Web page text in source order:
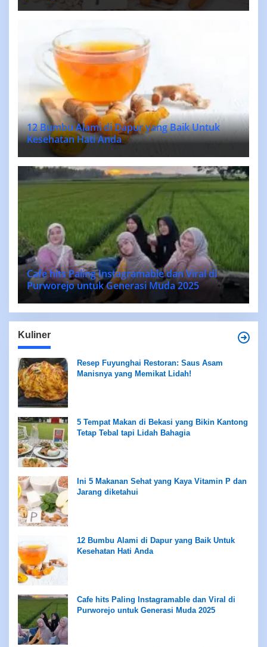
12 Bumbu Alami di Dapur yang Baik Untuk
Kesehatan Hati Anda
Cafe hits Paling Instagramable dan Viral di
Purworejo untuk Generasi Muda 2025
Kuliner
Resep Fuyunghai Restoran: Saus Asam
Manisnya yang Memikat Lidah!
5 Tempat Makan di Bekasi yang Bikin Kantong
Tetap Tebal tapi Lidah Bahagia
Ini 5 Makanan Sehat yang Kaya Vitamin P dan
Jarang diketahui
12 Bumbu Alami di Dapur yang Baik Untuk
Kesehatan Hati Anda
Cafe hits Paling Instagramable dan Viral di
Purworejo untuk Generasi Muda 2025